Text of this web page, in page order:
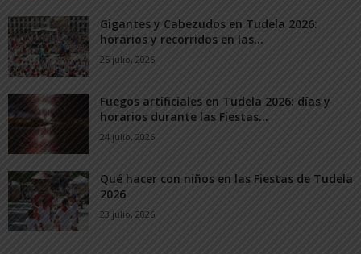
Gigantes y Cabezudos en Tudela 2026:
horarios y recorridos en las...
25 julio, 2026
Fuegos artificiales en Tudela 2026: días y
horarios durante las Fiestas...
24 julio, 2026
Qué hacer con niños en las Fiestas de Tudela
2026
23 julio, 2026